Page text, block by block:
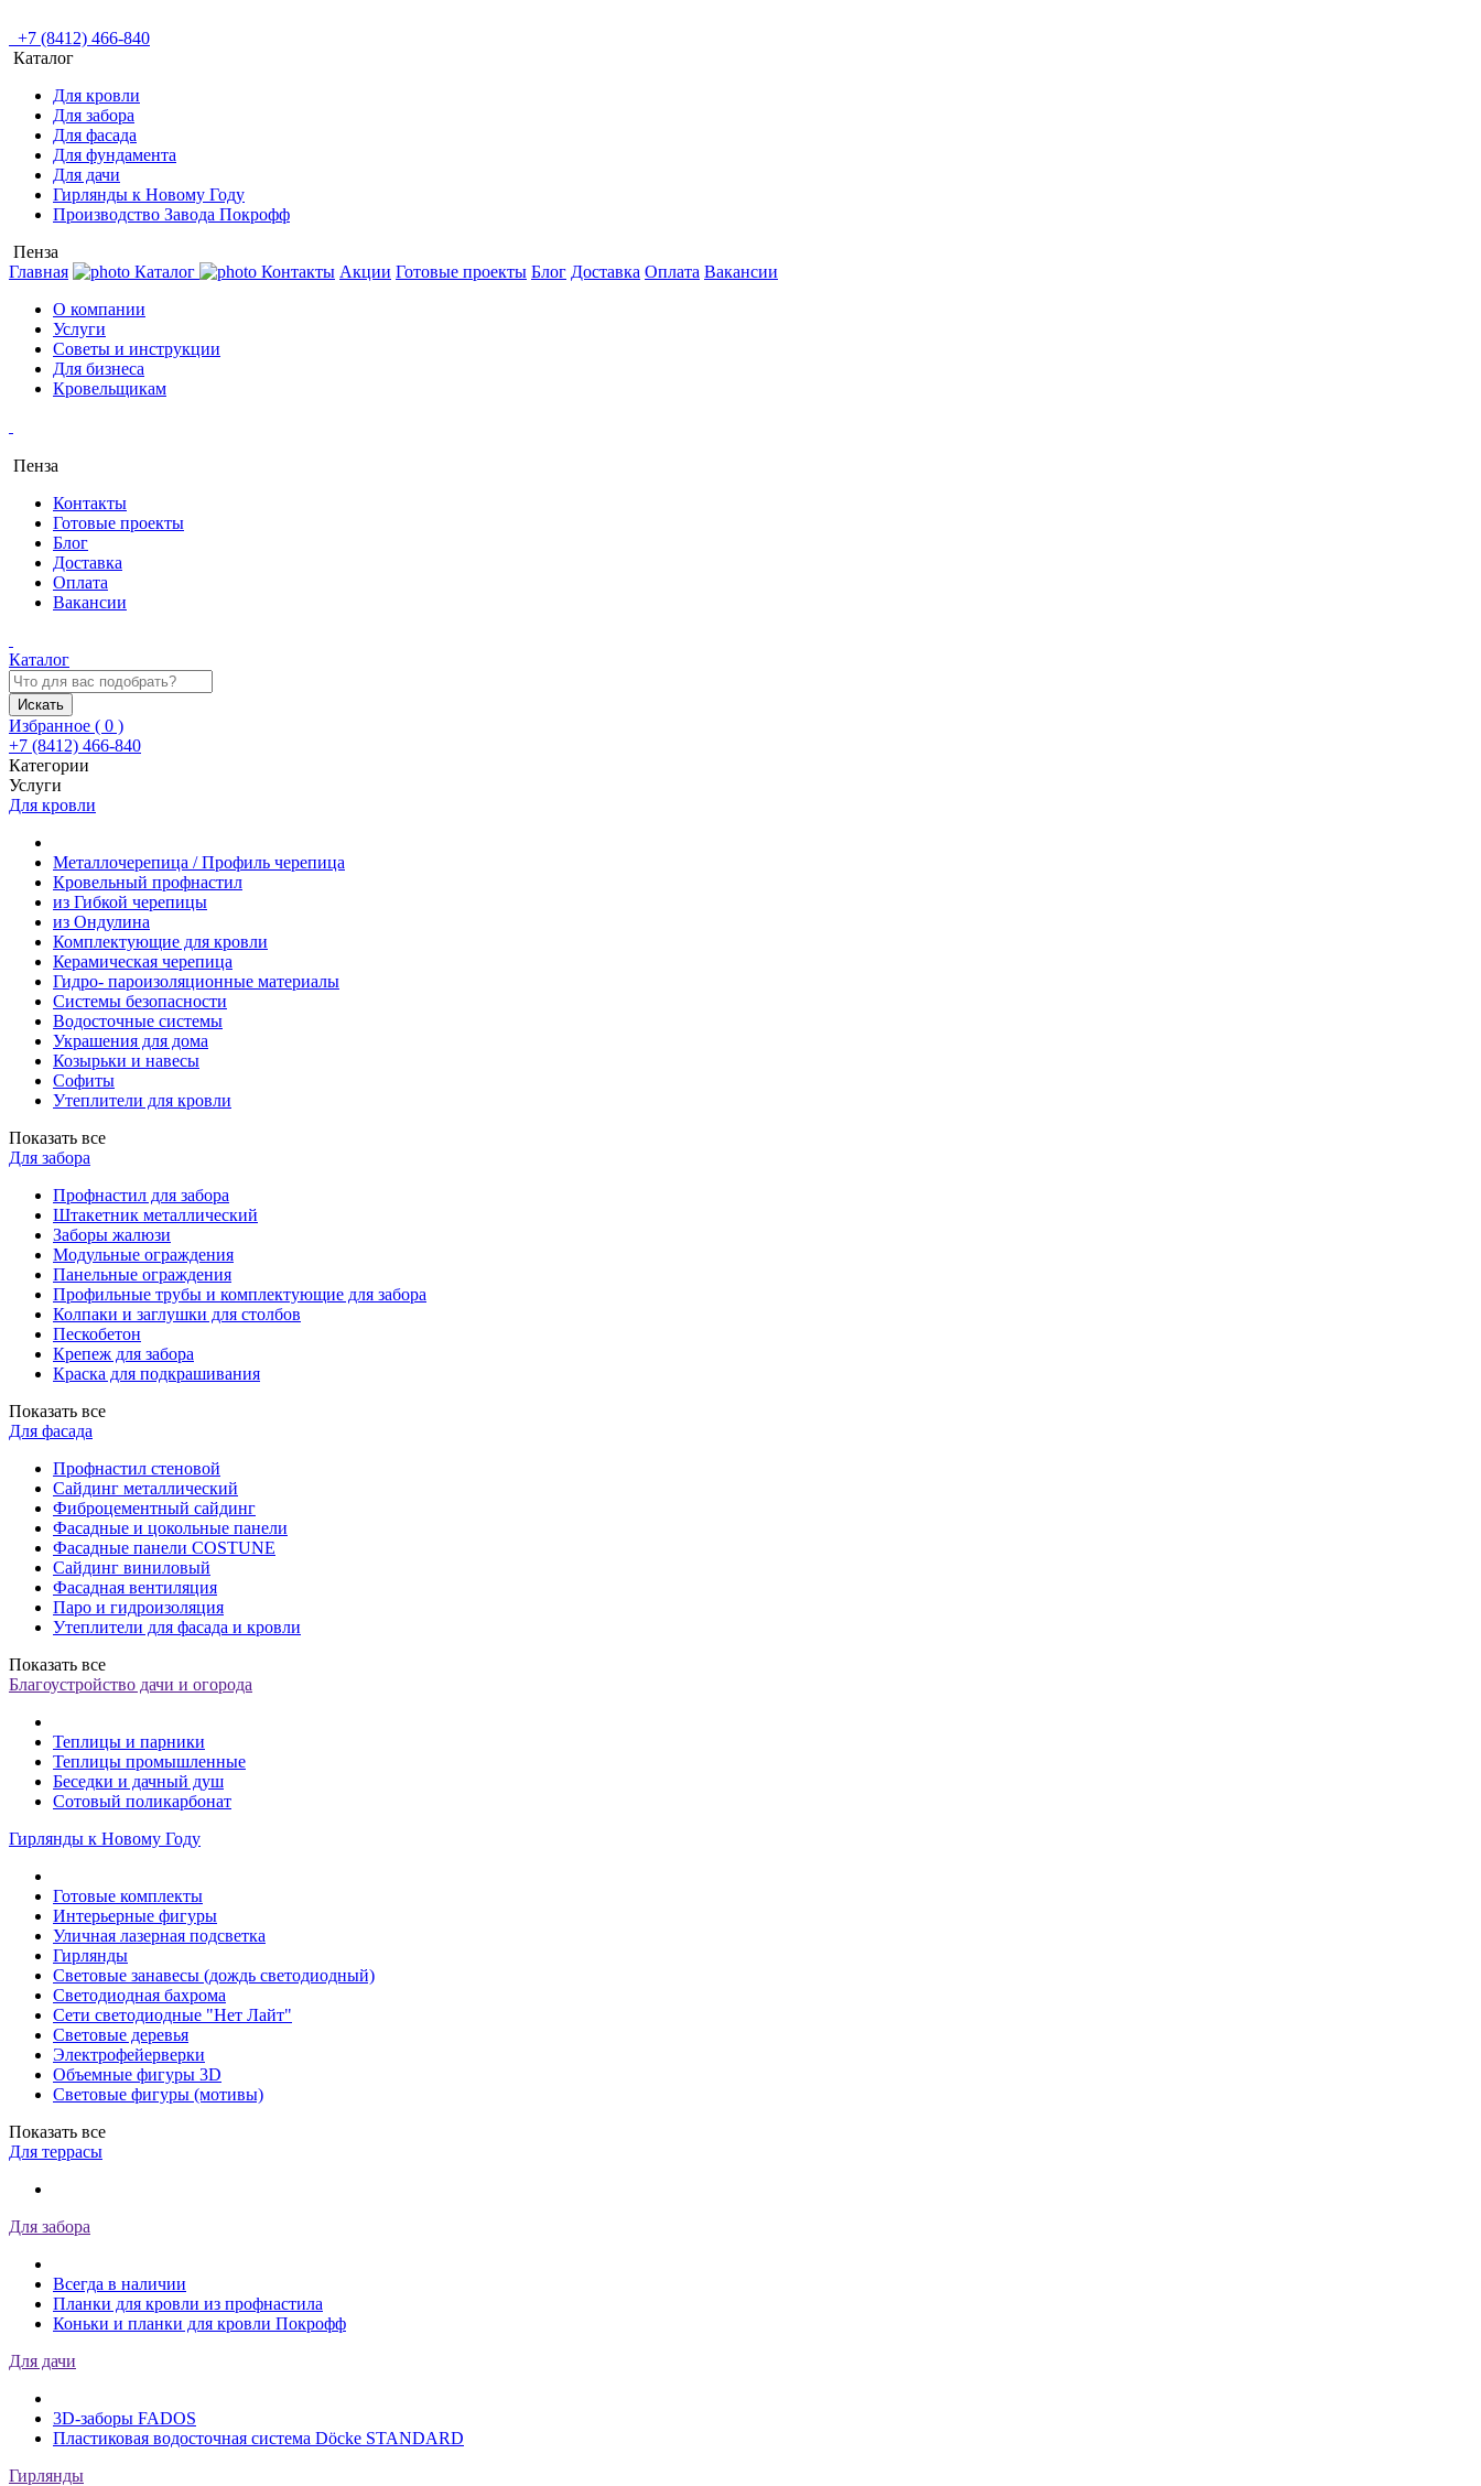
+7 (8412) 466-840
Каталог
Для кровли
Для забора
Для фасада
Для фундамента
Для дачи
Гирлянды к Новому Году
Производство Завода Покрофф
Пенза
Главная
Каталог Контакты Акции Готовые проекты Блог Доставка Оплата Вакансии
О компании
Услуги
Советы и инструкции
Для бизнеса
Кровельщикам
Пенза
Контакты
Готовые проекты
Блог
Доставка
Оплата
Вакансии
Каталог
Искать
Избранное ( 0 )
+7 (8412) 466-840
Категории
Услуги
Для кровли
Металлочерепица / Профиль черепица
Кровельный профнастил
из Гибкой черепицы
из Ондулина
Комплектующие для кровли
Керамическая черепица
Гидро- пароизоляционные материалы
Системы безопасности
Водосточные системы
Украшения для дома
Козырьки и навесы
Софиты
Утеплители для кровли
Показать все
Для забора
Профнастил для забора
Штакетник металлический
Заборы жалюзи
Модульные ограждения
Панельные ограждения
Профильные трубы и комплектующие для забора
Колпаки и заглушки для столбов
Пескобетон
Крепеж для забора
Краска для подкрашивания
Показать все
Для фасада
Профнастил стеновой
Сайдинг металлический
Фиброцементный сайдинг
Фасадные и цокольные панели
Фасадные панели COSTUNE
Сайдинг виниловый
Фасадная вентиляция
Паро и гидроизоляция
Утеплители для фасада и кровли
Показать все
Благоустройство дачи и огорода
Теплицы и парники
Теплицы промышленные
Беседки и дачный душ
Сотовый поликарбонат
Гирлянды к Новому Году
Готовые комплекты
Интерьерные фигуры
Уличная лазерная подсветка
Гирлянды
Световые занавесы (дождь светодиодный)
Светодиодная бахрома
Сети светодиодные "Нет Лайт"
Световые деревья
Электрофейерверки
Объемные фигуры 3D
Световые фигуры (мотивы)
Показать все
Для террасы
Для забора
Всегда в наличии
Планки для кровли из профнастила
Коньки и планки для кровли Покрофф
Для дачи
3D-заборы FADOS
Пластиковая водосточная система Döcke STANDARD
Гирлянды